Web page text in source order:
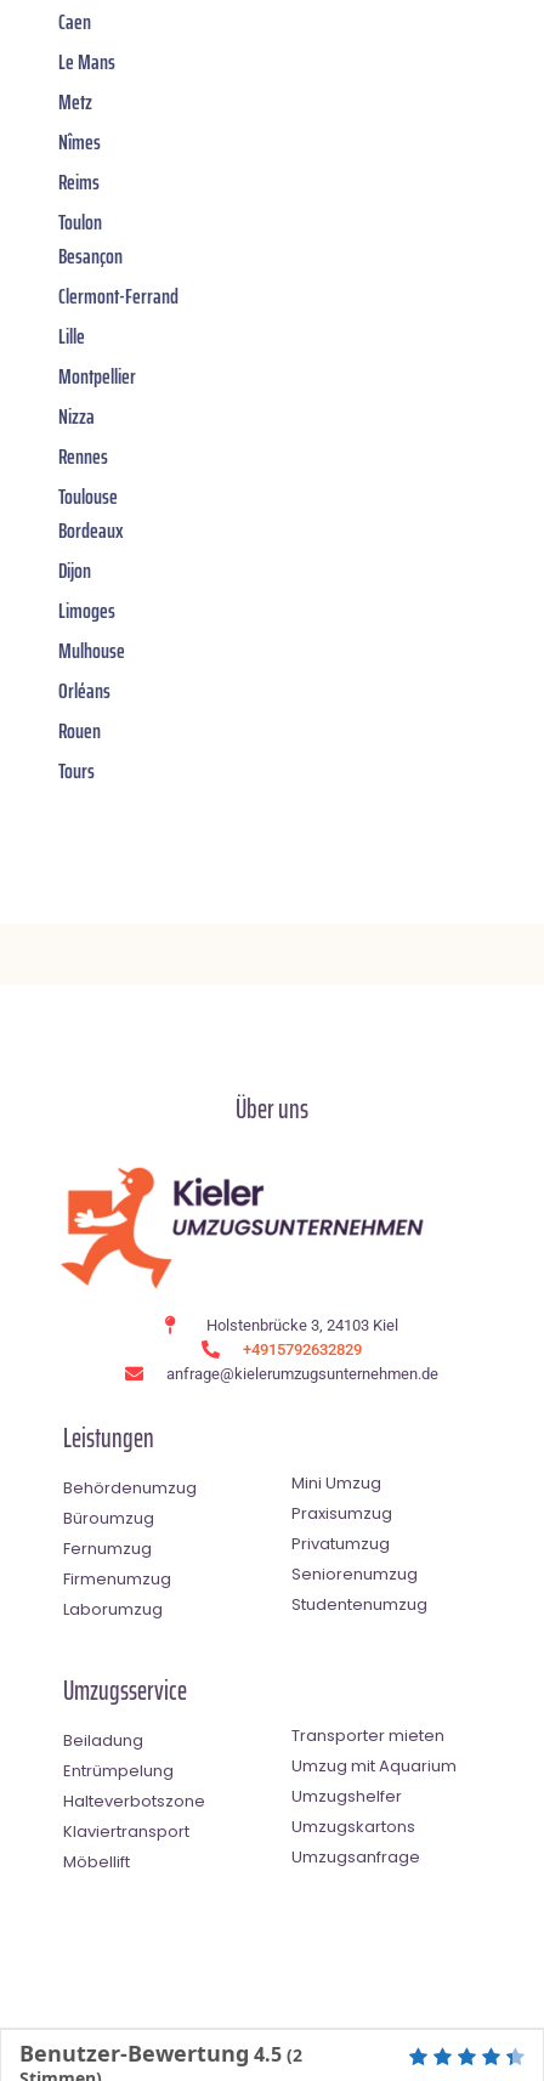
Caen
Le Mans
Metz
Nîmes
Reims
Toulon
Besançon
Clermont-Ferrand
Lille
Montpellier
Nizza
Rennes
Toulouse
Bordeaux
Dijon
Limoges
Mulhouse
Orléans
Rouen
Tours
Über uns
Holstenbrücke 3, 24103 Kiel
+4915792632829
anfrage@kielerumzugsunternehmen.de
Leistungen
Behördenumzug
Büroumzug
Fernumzug
Firmenumzug
Laborumzug
Mini Umzug
Praxisumzug
Privatumzug
Seniorenumzug
Studentenumzug
Umzugsservice
Beiladung
Entrümpelung
Halteverbotszone
Klaviertransport
Möbellift
Transporter mieten
Umzug mit Aquarium
Umzugshelfer
Umzugskartons
Umzugsanfrage
Benutzer-Bewertung 4.5 (2